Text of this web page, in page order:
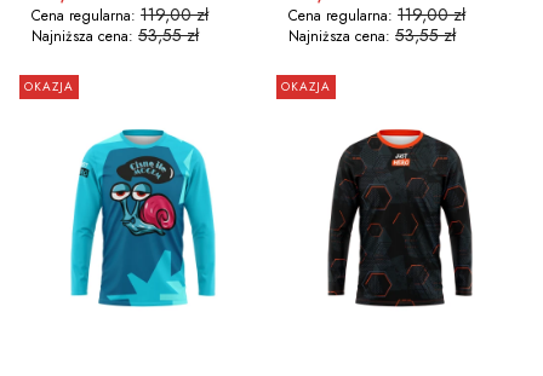
Cena regularna: 119,00 zł
Najniższa cena: 53,55 zł
DO KOSZYKA
Cena regularna: 119,00 zł
Najniższa cena: 53,55 zł
DO KOSZYKA
OKAZJA OKAZJA